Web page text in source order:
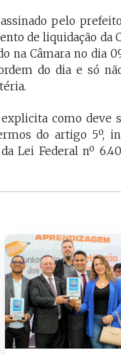
pelo
de liquidação da
na Câmara no dia
do dia e só
como deve
do artigo 5º,
Lei Federal nº